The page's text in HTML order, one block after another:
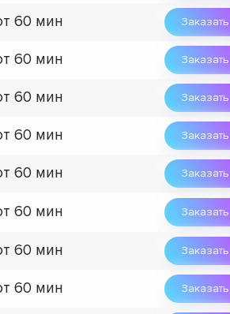
60 мин Заказать
60 мин Заказать
60 мин Заказать
60 мин Заказать
60 мин Заказать
60 мин Заказать
60 мин Заказать
60 мин Заказать